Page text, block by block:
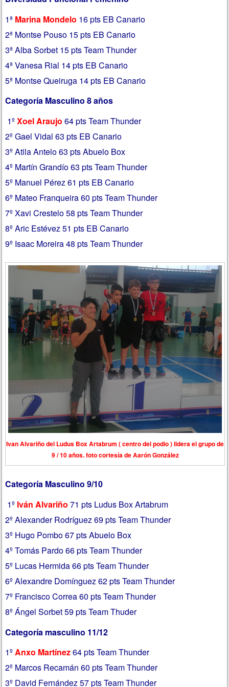
1ª Marina Mondelo 16 pts EB Canario
2ª Montse Pouso 15 pts EB Canario
3ª Alba Sorbet 15 pts Team Thunder
4ª Vanesa Rial 14 pts EB Canario
5ª Montse Queiruga 14 pts EB Canario
Categoría Masculino 8 años
1ºXoel Araujo 64 pts Team Thunder
2º Gael Vidal 63 pts EB Canario
3º Atila Antelo 63 pts Abuelo Box
4º Martín Grandío 63 pts Team Thunder
5º Manuel Pérez 61 pts EB Canario
6º Mateo Franqueira 60 pts Team Thunder
7º Xavi Crestelo 58 pts Team Thunder
8º Aric Estévez 51 pts EB Canario
9º Isaac Moreira 48 pts Team Thunder
Ivan Alvariño del Ludus Box Artabrum ( centro del podio ) lidera el grupo de
9 / 10 años. foto cortesía de Aarón González
Categoría Masculino 9/10
1º Iván Alvariño 71 pts Ludus Box Artabrum
2º Alexander Rodríguez 69 pts Team Thunder
3º Hugo Pombo 67 pts Abuelo Box
4º Tomás Pardo 66 pts Team Thunder
5º Lucas Hermida 66 pts Team Thunder
6º Alexandre Domínguez 62 pts Team Thunder
7º Francisco Correa 60 pts Team Thunder
8º Ángel Sorbet 59 pts Team Thuder
Categoría masculino 11/12
1ºAnxo Martínez64 pts Team Thunder
2º Marcos Recamán 60 pts Team Thunder
3º David Fernández 57 pts Team Thunder